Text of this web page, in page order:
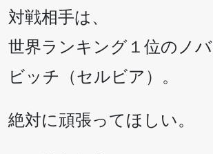
対戦相手は、
世界ランキング１位のノ
ビッチ（セルビア）。
絶対に頑張ってほしい。